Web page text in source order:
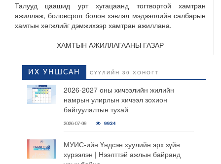
Талууд цаашид урт хугацаанд тогтвортой хамтран
ажиллаж, боловсрол болон хэвлэл мэдээллийн салбарын
хамтын хөгжлийг дэмжихээр хамтран ажиллана.
ХАМТЫН АЖИЛЛАГААНЫ ГАЗАР
ИХ УНШСАН СҮҮЛИЙН 30 ХОНОГТ
2026-2027 оны хичээлийн жилийн
намрын улирлын хичээл зохион
байгуулалтын тухай
2026-07-09 9934
МУИС-ийн Үндсэн хуулийн эрх зүйн
хүрээлэн | Нээлттэй ажлын байранд